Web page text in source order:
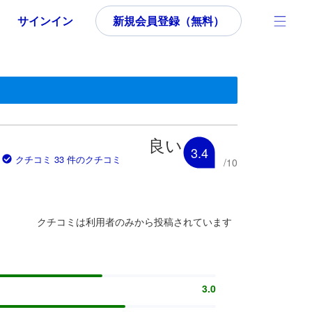
サインイン 新規会員登録（無料）
良い
クチコミ 33 件のクチコミ 3.4
/10
クチコミは利用者のみから投稿されています
3.0